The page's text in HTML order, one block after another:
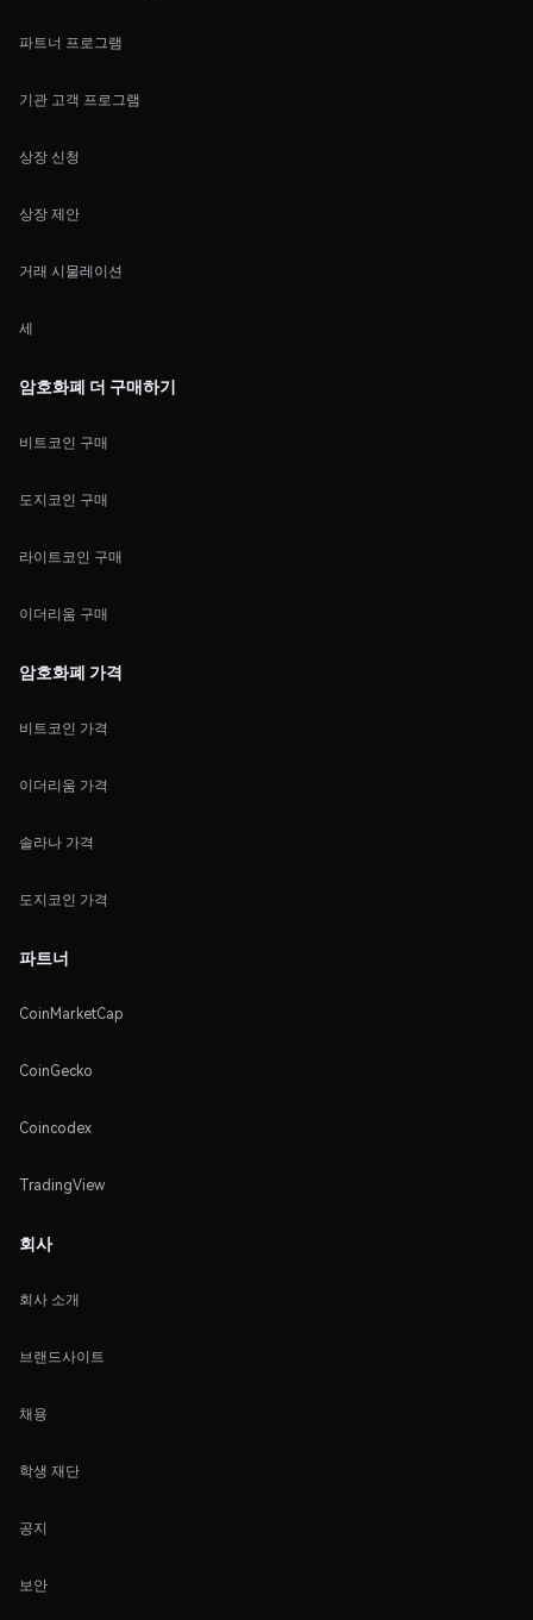
파트너 프로그램
기관 고객 프로그램
상장 신청
상장 제안
거래 시물레이션
세
암호화폐 더 구매하기
비트코인 구매
도지코인 구매
라이트코인 구매
이더리움 구매
암호화폐 가격
비트코인 가격
이더리움 가격
솔라나 가격
도지코인 가격
파트너
CoinMarketCap
CoinGecko
Coincodex
TradingView
회사
회사 소개
브랜드사이트
채용
학생 재단
공지
보안